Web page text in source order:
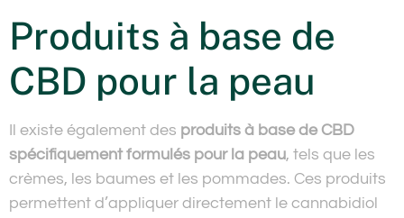
Produits à base de
CBD pour la peau
Il existe également des produits à base de CBD
spécifiquement formulés pour la peau, tels que les
crèmes, les baumes et les pommades. Ces produits
permettent d’appliquer directement le cannabidiol